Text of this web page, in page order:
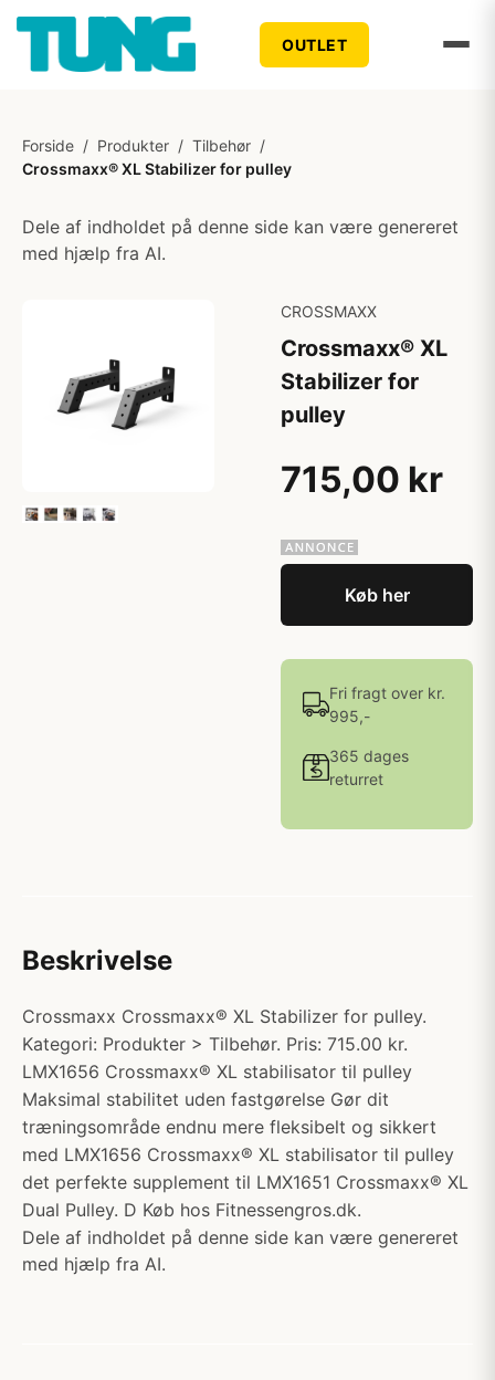
OUTLET
Forside / Produkter / Tilbehør /
Crossmaxx® XL Stabilizer for pulley
Dele af indholdet på denne side kan være genereret
med hjælp fra AI.
CROSSMAXX
Crossmaxx® XL
Stabilizer for
pulley
715,00 kr
Køb her
Fri fragt over kr.
995,-
365 dages
returret
Beskrivelse
Crossmaxx Crossmaxx® XL Stabilizer for pulley.
Kategori: Produkter > Tilbehør. Pris: 715.00 kr.
LMX1656 Crossmaxx® XL stabilisator til pulley
Maksimal stabilitet uden fastgørelse Gør dit
træningsområde endnu mere fleksibelt og sikkert
med LMX1656 Crossmaxx® XL stabilisator til pulley
det perfekte supplement til LMX1651 Crossmaxx® XL
Dual Pulley. D Køb hos Fitnessengros.dk.
Dele af indholdet på denne side kan være genereret
med hjælp fra AI.